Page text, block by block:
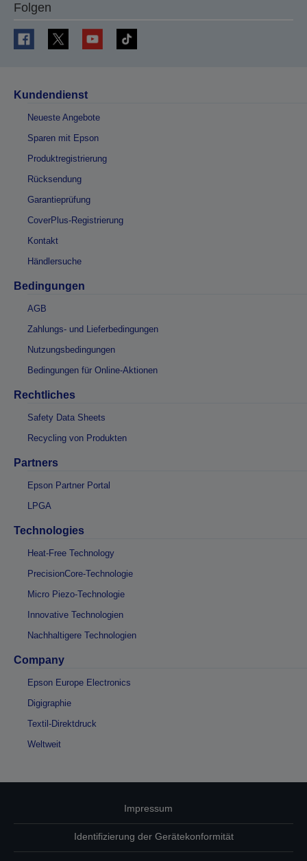
Folgen
Kundendienst
Neueste Angebote
Sparen mit Epson
Produktregistrierung
Rücksendung
Garantieprüfung
CoverPlus-Registrierung
Kontakt
Händlersuche
Bedingungen
AGB
Zahlungs- und Lieferbedingungen
Nutzungsbedingungen
Bedingungen für Online-Aktionen
Rechtliches
Safety Data Sheets
Recycling von Produkten
Partners
Epson Partner Portal
LPGA
Technologies
Heat-Free Technology
PrecisionCore-Technologie
Micro Piezo-Technologie
Innovative Technologien
Nachhaltigere Technologien
Company
Epson Europe Electronics
Digigraphie
Textil-Direktdruck
Weltweit
Impressum
Identifizierung der Gerätekonformität